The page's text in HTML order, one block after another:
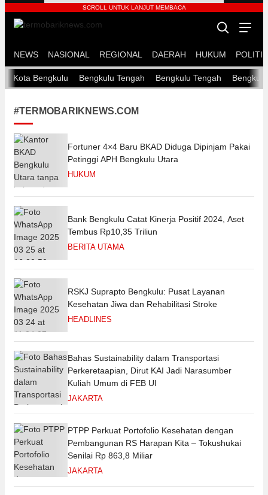
termobariknews.com
Termobarik News – Portal Berita Nasional Terpercaya dan Aktual
NEWS NASIONAL REGIONAL DAERAH HUKUM POLITIK
Kota Bengkulu Bengkulu Tengah Bengkulu Tengah
#TERMOBARIKNEWS.COM
Fortuner 4×4 Baru BKAD Diduga Dipinjam Pakai
Petinggi APH Bengkulu Utara
HUKUM
Bank Bengkulu Catat Kinerja Positif 2024, Aset
Tembus Rp10,35 Triliun
BERITA UTAMA
RSKJ Suprapto Bengkulu: Pusat Layanan
Kesehatan Jiwa dan Rehabilitasi Stroke
HEADLINES
Bahas Sustainability dalam Transportasi
Perkeretaapian, Dirut KAI Jadi Narasumber
Kuliah Umum di FEB UI
JAKARTA
PTPP Perkuat Portofolio Kesehatan dengan
Pembangunan RS Harapan Kita – Tokushukai
Senilai Rp 863,8 Miliar
JAKARTA